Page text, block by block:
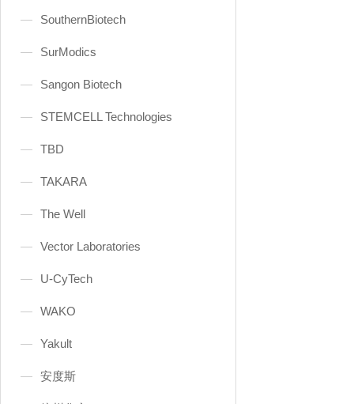
SouthernBiotech
SurModics
Sangon Biotech
STEMCELL Technologies
TBD
TAKARA
The Well
Vector Laboratories
U-CyTech
WAKO
Yakult
安度斯